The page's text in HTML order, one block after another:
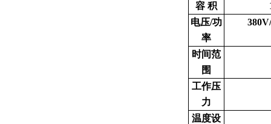
容 积
电压/功
率
时间范
围
工作压
力
温度设